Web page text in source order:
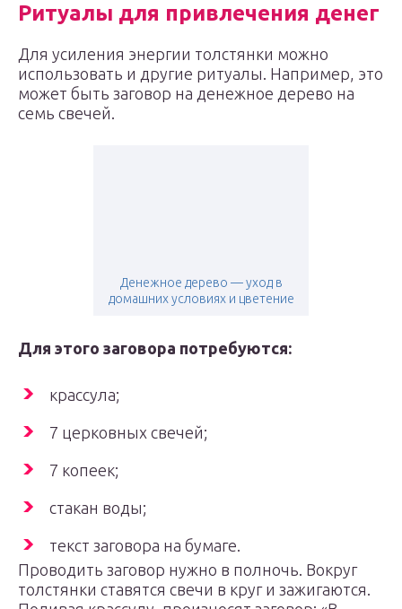
Ритуалы для привлечения денег
Для усиления энергии толстянки можно
использовать и другие ритуалы. Например, это
может быть заговор на денежное дерево на
семь свечей.
Денежное дерево — уход в
домашних условиях и цветение
Для этого заговора потребуются:
крассула;
7 церковных свечей;
7 копеек;
стакан воды;
текст заговора на бумаге.
Проводить заговор нужно в полночь. Вокруг
толстянки ставятся свечи в круг и зажигаются.